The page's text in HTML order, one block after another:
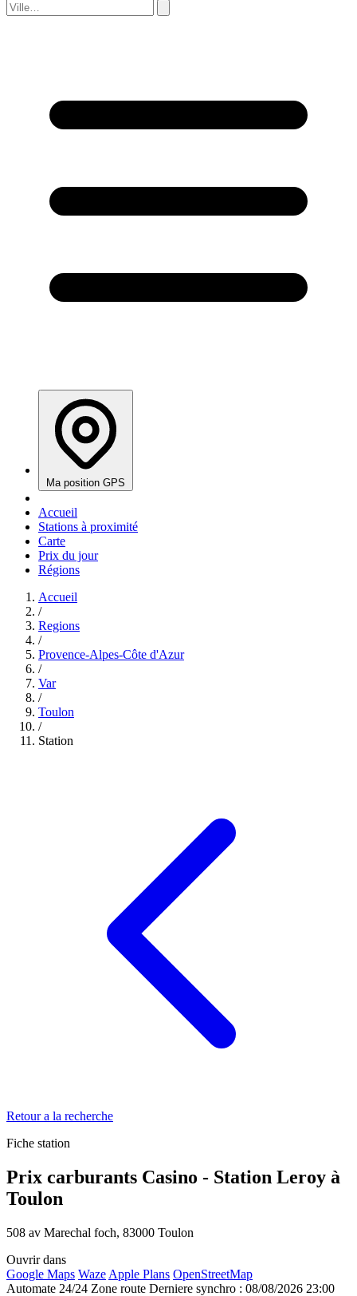
Ma position GPS
Accueil
Stations à proximité
Carte
Prix du jour
Régions
Accueil
/
Regions
/
Provence-Alpes-Côte d'Azur
/
Var
/
Toulon
/
Station
Retour a la recherche
Fiche station
Prix carburants Casino - Station Leroy à
Toulon
508 av Marechal foch, 83000 Toulon
Ouvrir dans
Google Maps Waze Apple Plans OpenStreetMap
Automate 24/24 Zone route Derniere synchro : 08/08/2026 23:00